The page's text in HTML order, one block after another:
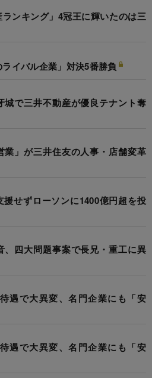
ンキング」4冠王に輝いたのは三
イバル企業」対決5番勝負
城で三井不動産が優良テナント奪
業」が三井住友の人事・店舗変革
せずローソンに1400億円超を投
、四大問題事案で長兄・重工に異
遇で大異変、名門企業にも「安
遇で大異変、名門企業にも「安